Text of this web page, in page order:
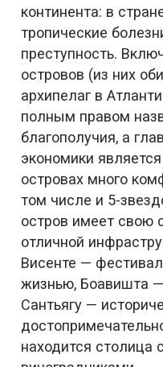
континента: в
тропические
преступность.
островов (из них
архипелаг в
полным правом
благополучия, а
экономики
островах много
том числе и 5-
остров имеет свою
отличной
Висенте —
жизнью, Боавишта
Сантьягу —
находится